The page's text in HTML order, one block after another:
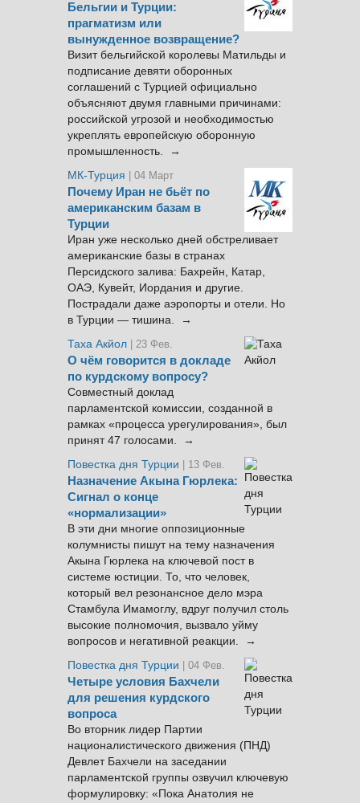
Бельгии и Турции:
прагматизм или
вынужденное возвращение?
Визит бельгийской королевы Матильды и
подписание девяти оборонных
соглашений с Турцией официально
объясняют двумя главными причинами:
российской угрозой и необходимостью
укреплять европейскую оборонную
промышленность. →
МК-Турция
| 04 Март
Почему Иран не бьёт по
американским базам в
Турции
Иран уже несколько дней обстреливает
американские базы в странах
Персидского залива: Бахрейн, Катар,
ОАЭ, Кувейт, Иордания и другие.
Пострадали даже аэропорты и отели. Но
в Турции — тишина. →
Таха Акйол | 23 Фев.
О чём говорится в докладе
по курдскому вопросу?
Совместный доклад
парламентской комиссии, созданной в
рамках «процесса урегулирования», был
принят 47 голосами. →
Повестка дня Турции
| 13 Фев.
Назначение Акына Гюрлека:
Сигнал о конце
«нормализации»
В эти дни многие оппозиционные
колумнисты пишут на тему назначения
Акына Гюрлека на ключевой пост в
системе юстиции. То, что человек,
который вел резонансное дело мэра
Стамбула Имамоглу, вдруг получил столь
высокие полномочия, вызвало уйму
вопросов и негативной реакции. →
Повестка дня Турции
| 04 Фев.
Четыре условия Бахчели
для решения курдского
вопроса
Во вторник лидер Партии
националистического движения (ПНД)
Девлет Бахчели на заседании
парламентской группы озвучил ключевую
формулировку: «Пока Анатолия не